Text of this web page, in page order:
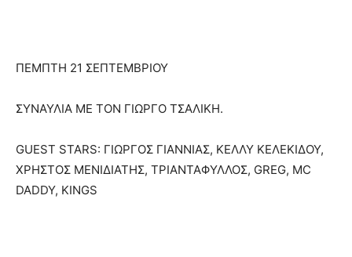
ΠΕΜΠΤΗ 21 ΣΕΠΤΕΜΒΡΙΟΥ
ΣΥΝΑΥΛΙΑ ΜΕ ΤΟΝ ΓΙΩΡΓΟ ΤΣΑΛΙΚΗ.
GUEST STARS: ΓΙΩΡΓΟΣ ΓΙΑΝΝΙΑΣ, ΚΕΛΛΥ ΚΕΛΕΚΙΔΟΥ,
ΧΡΗΣΤΟΣ ΜΕΝΙΔΙΑΤΗΣ, ΤΡΙΑΝΤΑΦΥΛΛΟΣ, GREG, MC
DADDY, KINGS